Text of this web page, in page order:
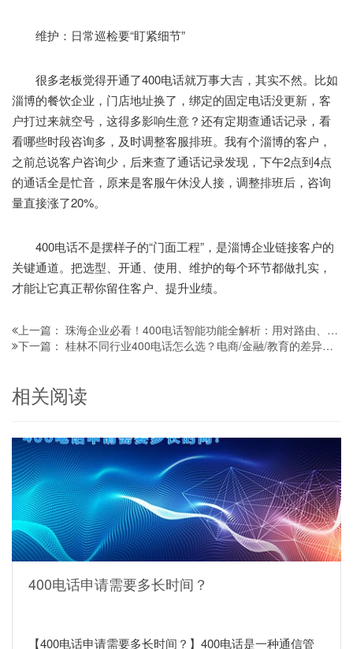
维护：日常巡检要“盯紧细节”
很多老板觉得开通了400电话就万事大吉，其实不然。比如
淄博的餐饮企业，门店地址换了，绑定的固定电话没更新，客
户打过来就空号，这得多影响生意？还有定期查通话记录，看
看哪些时段咨询多，及时调整客服排班。我有个淄博的客户，
之前总说客户咨询少，后来查了通话记录发现，下午2点到4点
的通话全是忙音，原来是客服午休没人接，调整排班后，咨询
量直接涨了20%。
400电话不是摆样子的“门面工程”，是淄博企业链接客户的
关键通道。把选型、开通、使用、维护的每个环节都做扎实，
才能让它真正帮你留住客户、提升业绩。
上一篇： 珠海企业必看！400电话智能功能全解析：用对路由、数据分析，服务效率翻番
下一篇： 桂林不同行业400电话怎么选？电商/金融/教育的差异及实用建议
相关阅读
400电话申请需要多长时间？
【400电话申请需要多长时间？】400电话是一种通信管